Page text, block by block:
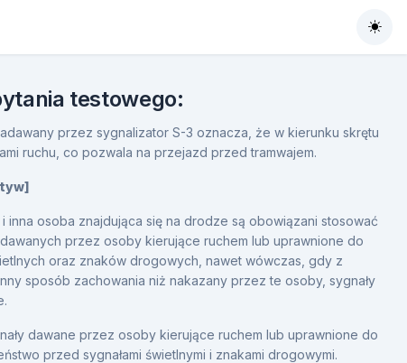
testowego:
przez sygnalizator S-3 oznacza, że w kierunku skrętu
ruchu, co pozwala na przejazd przed tramwajem.
inna osoba znajdująca się na drodze są obowiązani stosować
przez osoby kierujące ruchem lub uprawnione do
oraz znaków drogowych, nawet wówczas, gdy z
sposób zachowania niż nakazany przez te osoby, sygnały
dawane przez osoby kierujące ruchem lub uprawnione do
przed sygnałami świetlnymi i znakami drogowymi.